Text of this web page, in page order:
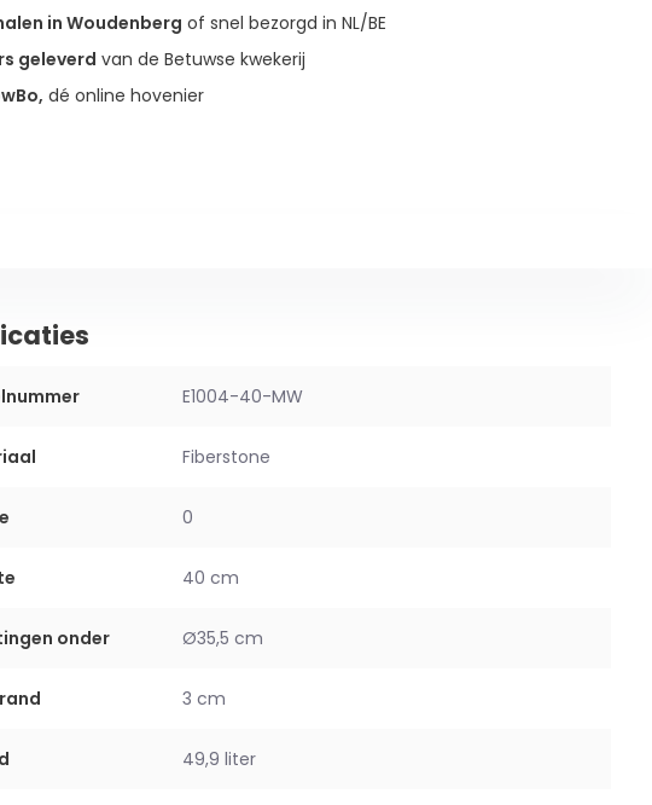
in Woudenberg of snel bezorgd in NL/BE
geleverd van de Betuwse kwekerij
dé online hovenier
E1004-40-MW
Fiberstone
0
40 cm
onder Ø35,5 cm
3 cm
49,9 liter